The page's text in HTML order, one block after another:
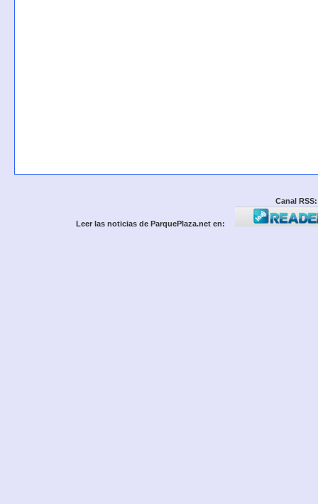
Canal RSS:
Leer las noticias de ParquePlaza.net en: